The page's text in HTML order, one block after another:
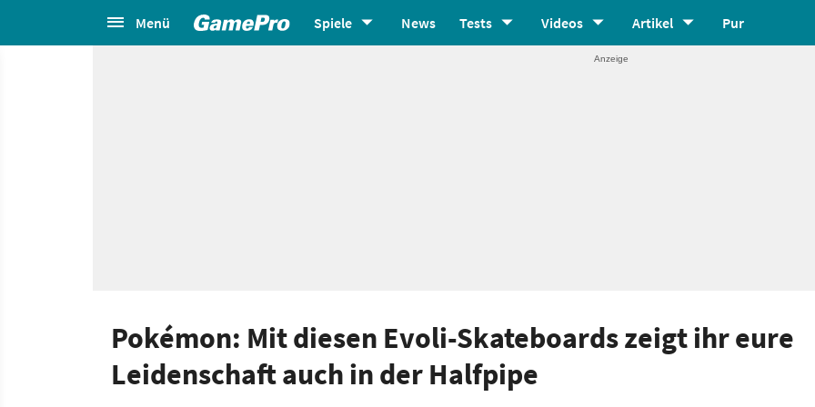
Menü Spiele News Tests Videos Artikel Pur
Pokémon: Mit diesen Evoli-Skateboards zeigt ihr eure
Leidenschaft auch in der Halfpipe